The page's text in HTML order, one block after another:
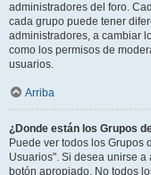
administradores del foro.
cada grupo puede tener
administradores, a cambiar
como los permisos de
usuarios.
Arriba
¿Donde están los Grupos
Puede ver todos los Grupos
Usuarios". Si desea unirse
botón apropiado. No todos